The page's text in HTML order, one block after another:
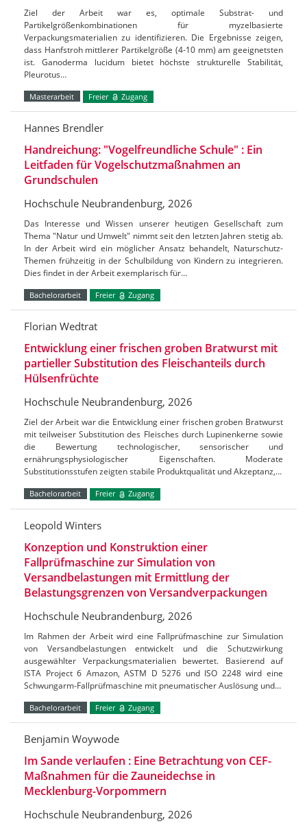
Ziel der Arbeit war es, optimale Substrat- und
Partikelgrößenkombinationen für myzelbasierte
Verpackungsmaterialien zu identifizieren. Die Ergebnisse zeigen,
dass Hanfstroh mittlerer Partikelgröße (4-10 mm) am geeignetsten
ist. Ganoderma lucidum bietet höchste strukturelle Stabilität,
Pleurotus…
Masterarbeit Freier Zugang
Hannes Brendler
Handreichung: "Vogelfreundliche Schule" : Ein
Leitfaden für Vogelschutzmaßnahmen an
Grundschulen
Hochschule Neubrandenburg, 2026
Das Interesse und Wissen unserer heutigen Gesellschaft zum
Thema "Natur und Umwelt" nimmt seit den letzten Jahren stetig ab.
In der Arbeit wird ein möglicher Ansatz behandelt, Naturschutz-
Themen frühzeitig in der Schulbildung von Kindern zu integrieren.
Dies findet in der Arbeit exemplarisch für…
Bachelorarbeit Freier Zugang
Florian Wedtrat
Entwicklung einer frischen groben Bratwurst mit
partieller Substitution des Fleischanteils durch
Hülsenfrüchte
Hochschule Neubrandenburg, 2026
Ziel der Arbeit war die Entwicklung einer frischen groben Bratwurst
mit teilweiser Substitution des Fleisches durch Lupinenkerne sowie
die Bewertung technologischer, sensorischer und
ernährungsphysiologischer Eigenschaften. Moderate
Substitutionsstufen zeigten stabile Produktqualität und Akzeptanz,…
Bachelorarbeit Freier Zugang
Leopold Winters
Konzeption und Konstruktion einer
Fallprüfmaschine zur Simulation von
Versandbelastungen mit Ermittlung der
Belastungsgrenzen von Versandverpackungen
Hochschule Neubrandenburg, 2026
Im Rahmen der Arbeit wird eine Fallprüfmaschine zur Simulation
von Versandbelastungen entwickelt und die Schutzwirkung
ausgewählter Verpackungsmaterialien bewertet. Basierend auf
ISTA Project 6 Amazon, ASTM D 5276 und ISO 2248 wird eine
Schwungarm-Fallprüfmaschine mit pneumatischer Auslösung und…
Bachelorarbeit Freier Zugang
Benjamin Woywode
Im Sande verlaufen : Eine Betrachtung von CEF-
Maßnahmen für die Zauneidechse in
Mecklenburg-Vorpommern
Hochschule Neubrandenburg, 2026